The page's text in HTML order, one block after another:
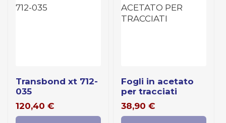
transbond xt 712-
035
120,40 €
fogli in acetato
per tracciati
38,90 €